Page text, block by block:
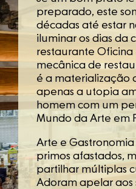
preparado, este
décadas até estar
iluminar os dias da
restaurante
mecânica de
é a materialização
apenas a utopia
homem com um
Mundo da Arte em
Arte e
primos afastados,
partilhar múltiplas
Adoram apelar aos